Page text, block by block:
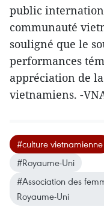
public
communauté
souligné que le
performances
appréciation de
vietnamiens. -
#culture vietnamienne
#Royaume-Uni
#Association des
Royaume-Uni